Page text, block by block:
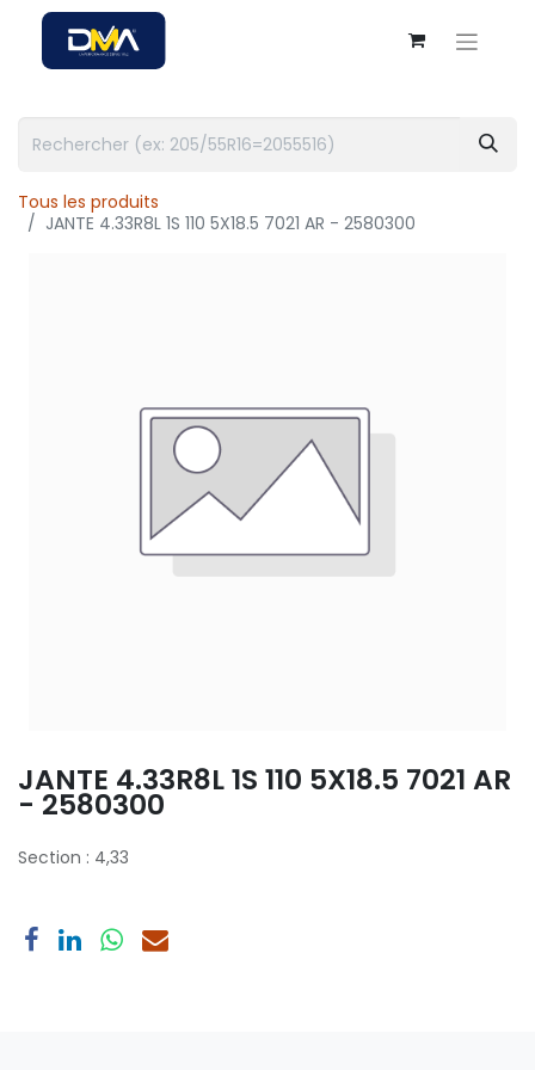
Tous les produits
JANTE 4.33R8L 1S 110 5X18.5 7021 AR - 2580300
JANTE 4.33R8L 1S 110 5X18.5 7021 AR
- 2580300
Section : 4,33